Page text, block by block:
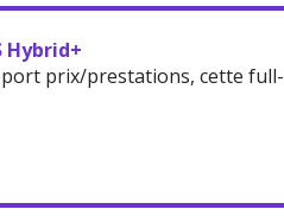
Hybrid+
prix/prestations, cette full-